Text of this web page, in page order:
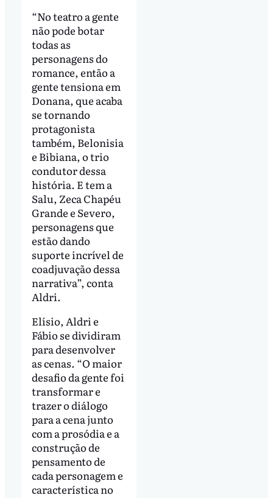
“No teatro a gente
não pode botar
todas as
personagens do
romance, então a
gente tensiona em
Donana, que acaba
se tornando
protagonista
também, Belonisia
e Bibiana, o trio
condutor dessa
história. E tem a
Salu, Zeca Chapéu
Grande e Severo,
personagens que
estão dando
suporte incrível de
coadjuvação dessa
narrativa”, conta
Aldri.
Elísio, Aldri e
Fábio se dividiram
para desenvolver
as cenas. “O maior
desafio da gente foi
transformar e
trazer o diálogo
para a cena junto
com a prosódia e a
construção de
pensamento de
cada personagem e
característica no